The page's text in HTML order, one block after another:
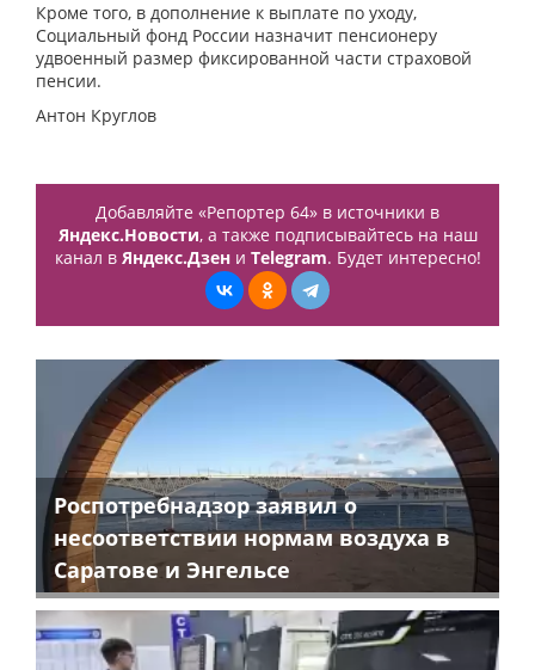
Кроме того, в дополнение к выплате по уходу,
Социальный фонд России назначит пенсионеру
удвоенный размер фиксированной части страховой
пенсии.
Антон Круглов
Добавляйте «Репортер 64» в источники в
Яндекс.Новости, а также подписывайтесь на наш
канал в Яндекс.Дзени Telegram. Будет интересно!
Роспотребнадзор заявил о
несоответствии нормам воздуха в
Саратове и Энгельсе